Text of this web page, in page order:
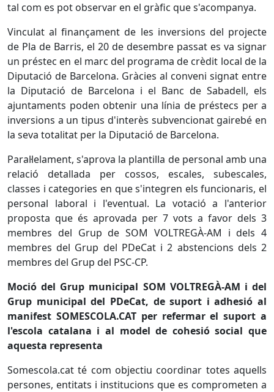
tal com es pot observar en el gràfic que s'acompanya.
Vinculat al finançament de les inversions del projecte
de Pla de Barris, el 20 de desembre passat es va signar
un préstec en el marc del programa de crèdit local de la
Diputació de Barcelona. Gràcies al conveni signat entre
la Diputació de Barcelona i el Banc de Sabadell, els
ajuntaments poden obtenir una línia de préstecs per a
inversions a un tipus d'interès subvencionat gairebé en
la seva totalitat per la Diputació de Barcelona.
Paral·lelament, s'aprova la plantilla de personal amb una
relació detallada per cossos, escales, subescales,
classes i categories en que s'integren els funcionaris, el
personal laboral i l'eventual. La votació a l'anterior
proposta que és aprovada per 7 vots a favor dels 3
membres del Grup de SOM VOLTREGÀ-AM i dels 4
membres del Grup del PDeCat i 2 abstencions dels 2
membres del Grup del PSC-CP.
Moció del Grup municipal SOM VOLTREGÀ-AM i del
Grup municipal del PDeCat, de suport i adhesió al
manifest SOMESCOLA.CAT per refermar el suport a
l'escola catalana i al model de cohesió social que
aquesta representa
Somescola.cat té com objectiu coordinar totes aquells
persones, entitats i institucions que es comprometen a